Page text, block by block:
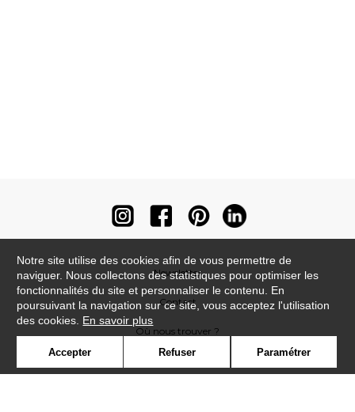
Newsletter
Contact
Où nous trouver ?
Notre site utilise des cookies afin de vous permettre de
naviguer. Nous collectons des statistiques pour optimiser les
fonctionnalités du site et personnaliser le contenu. En
poursuivant la navigation sur ce site, vous acceptez l'utilisation
des cookies. En savoir plus
Accepter Refuser Paramétrer